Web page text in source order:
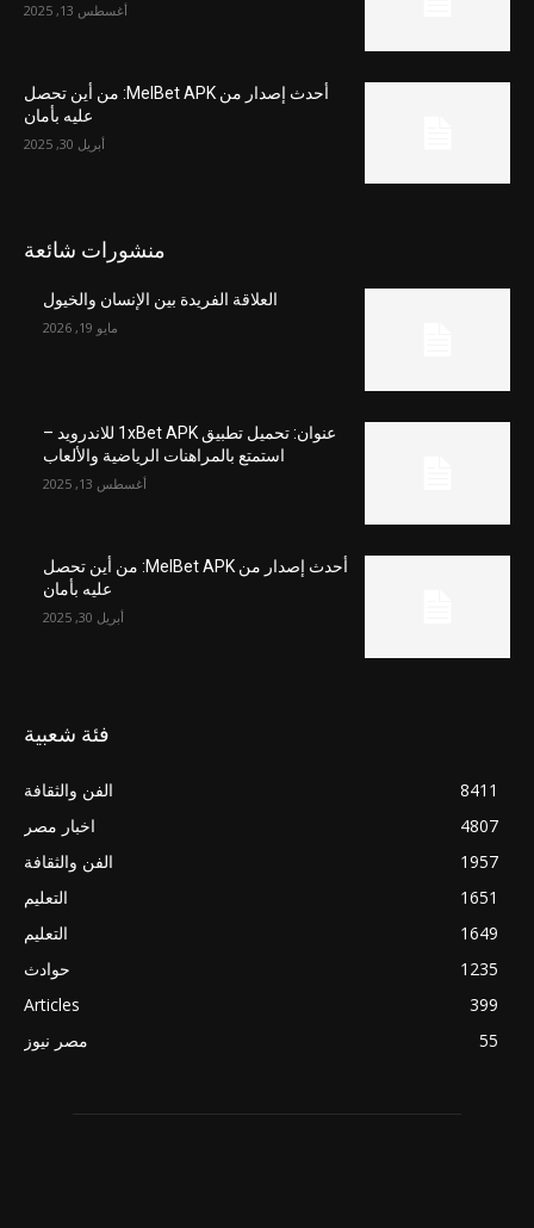
أغسطس 13, 2025
أحدث إصدار من MelBet APK: من أين تحصل
عليه بأمان
أبريل 30, 2025
منشورات شائعة
العلاقة الفريدة بين الإنسان والخيول
مايو 19, 2026
عنوان: تحميل تطبيق 1xBet APK للاندرويد –
استمتع بالمراهنات الرياضية والألعاب
أغسطس 13, 2025
أحدث إصدار من MelBet APK: من أين تحصل
عليه بأمان
أبريل 30, 2025
فئة شعبية
الفن والثقافة
8411
اخبار مصر
4807
الفن والثقافة
1957
التعليم
1651
التعليم
1649
حوادث
1235
Articles
399
مصر نيوز
55